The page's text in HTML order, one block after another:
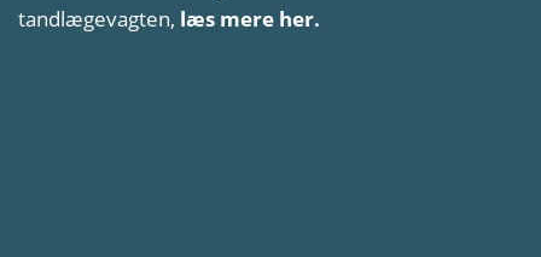
tandlægevagten, læs mere her.